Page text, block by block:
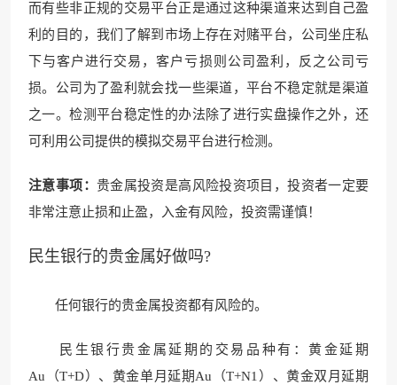
而有些非正规的交易平台正是通过这种渠道来达到自己盈
利的目的，我们了解到市场上存在对赌平台，公司坐庄私
下与客户进行交易，客户亏损则公司盈利，反之公司亏
损。公司为了盈利就会找一些渠道，平台不稳定就是渠道
之一。检测平台稳定性的办法除了进行实盘操作之外，还
可利用公司提供的模拟交易平台进行检测。
注意事项： 贵金属投资是高风险投资项目，投资者一定要
非常注意止损和止盈，入金有风险，投资需谨慎！
民生银行的贵金属好做吗?
任何银行的贵金属投资都有风险的。
民生银行贵金属延期的交易品种有：黄金延期
Au（T+D）、黄金单月延期Au（T+N1）、黄金双月延期